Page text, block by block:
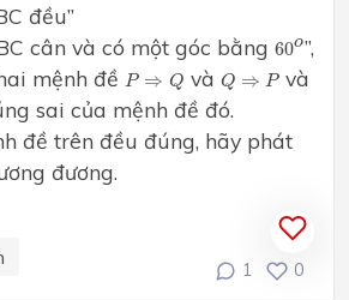
đều”
cân và có một góc bằng 60o
60o”,
mệnh đề P ⇒ Q
P⇒ Q và Q ⇒ P
Q⇒ P
và
sai của mệnh đề đó.
đề trên đều đúng, hãy phát
đương.
1 0